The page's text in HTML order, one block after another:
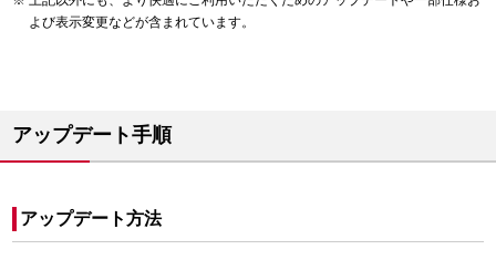
よび表示変更などが含まれています。
アップデート手順
アップデート方法